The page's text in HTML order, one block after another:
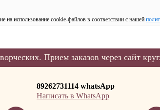
на использование cookie-файлов в соответствии с нашей
Прием заказов через сайт
89262731114 whatsApp
Написать в WhatsApp